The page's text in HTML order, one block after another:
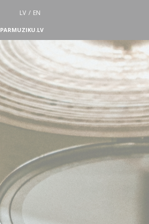
LV / EN
PARMUZIKU.LV